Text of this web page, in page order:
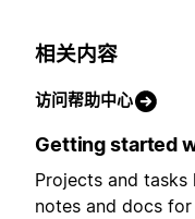
相关内容
访问帮助中心
Getting started
Projects and
notes and docs